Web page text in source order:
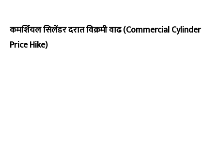
कमर्शियल सिलेंडर दरात विक्रमी वाढ (Commercial Cylinder
Price Hike)